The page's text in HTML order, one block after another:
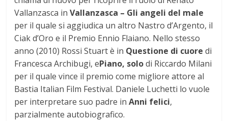
Vallanzasca inVallanzasca – Gli angeli del male
per il quale si aggiudica un altro Nastro d’Argento, il
Ciak d’Oro e il Premio Ennio Flaiano. Nello stesso
anno (2010) Rossi Stuart è in Questione di cuore di
Francesca Archibugi, ePiano, solodi Riccardo Milani
per il quale vince il premio come migliore attore al
Bastia Italian Film Festival. Daniele Luchetti lo vuole
per interpretare suo padre inAnni felici,
parzialmente autobiografico.